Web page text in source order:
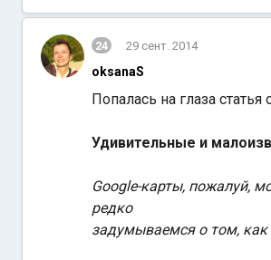
24 29 сент. 2014
oksanaS
Попалась на глаза статья
Удивительные и
Google-карты, пожалуй,
редко
задумываемся о том, как